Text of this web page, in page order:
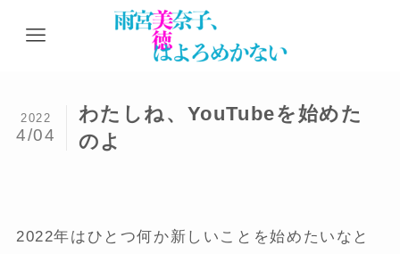
わたしね、YouTubeを始めた
のよ
2022
4/04
2022年はひとつ何か新しいことを始めたいなと